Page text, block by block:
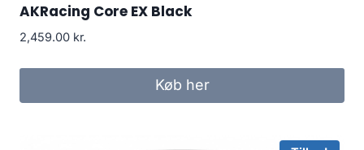
AKRacing Core EX Black
2,459.00 kr.
Køb her